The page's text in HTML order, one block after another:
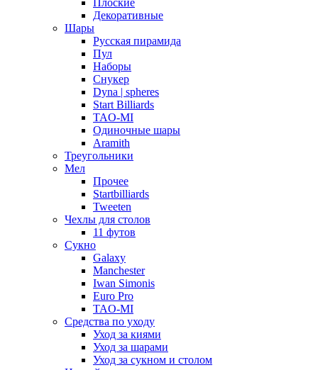
Плоские
Декоративные
Шары
Русская пирамида
Пул
Наборы
Снукер
Dyna | spheres
Start Billiards
TAO-MI
Одиночные шары
Aramith
Треугольники
Мел
Прочее
Startbilliards
Tweeten
Чехлы для столов
11 футов
Сукно
Galaxy
Manchester
Iwan Simonis
Euro Pro
TAO-MI
Средства по уходу
Уход за киями
Уход за шарами
Уход за сукном и столом